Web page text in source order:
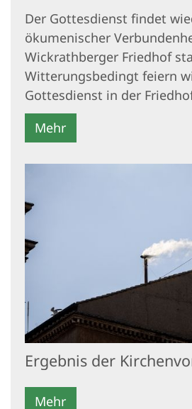
Der Gottesdienst findet
ökumenischer
Wickrathberger Friedhof
Witterungsbedingt feiern
Gottesdienst in der
Mehr
Ergebnis der
Mehr